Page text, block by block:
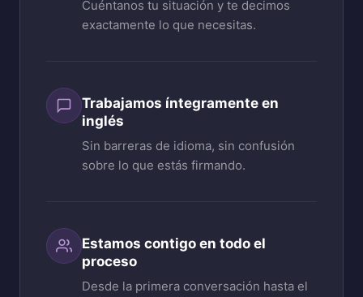
Cuéntanos tu situación y te decimos
exactamente lo que necesitas.
Trabajamos íntegramente en
inglés
Sin barreras de idioma, sin confusión
sobre lo que estás firmando.
Estamos contigo en todo el
proceso
Desde la primera conversación hasta el